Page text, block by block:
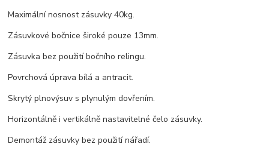
Maximální nosnost zásuvky 40kg.
Zásuvkové bočnice široké pouze 13mm.
Zásuvka bez použití bočního relingu.
Povrchová úprava bílá a antracit.
Skrytý plnovýsuv s plynulým dovřením.
Horizontálně i vertikálně nastavitelné čelo zásuvky.
Demontáž zásuvky bez použití nářadí.